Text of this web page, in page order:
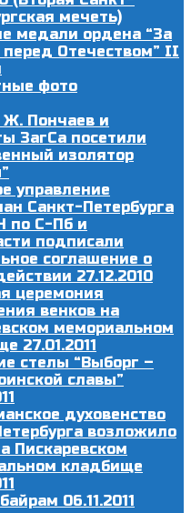
мечеть)
медали ордена “За
перед Отечеством” II
фото
Пончаев и
ЗагСа посетили
изолятор
управление
Санкт-Петербурга
по С-Пб и
подписали
соглашение о
27.12.2010
церемония
венков на
мемориальном
27.01.2011
стелы “Выборг –
славы”
духовенство
возложило
Пискаревском
кладбище
06.11.2011